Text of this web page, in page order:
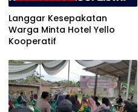
Langgar Kesepakatan
Warga Minta Hotel Yello
Kooperatif